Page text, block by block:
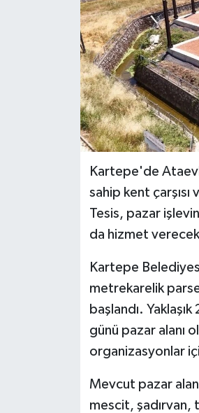
Kartepe'de
sahip kent
Tesis, pazar
da hizmet
Kartepe
metrekarelik
başlandı.
günü pazar alanı
organizasyonlar
Mevcut pazar
mescit, şadırvan,